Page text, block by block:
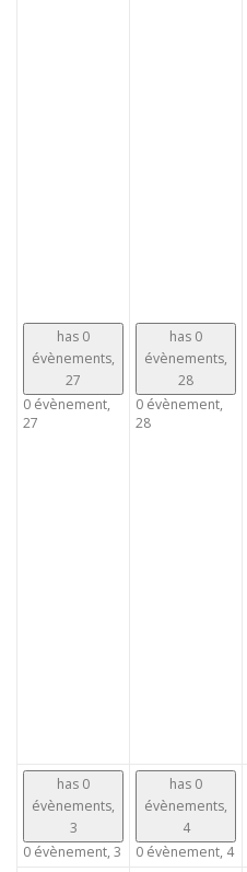
has 0
évènements,
27
0 évènement,
27
has 0
évènements,
28
0 évènement,
28
has 0
évènements,
3
0 évènement, 3
has 0
évènements,
4
0 évènement, 4